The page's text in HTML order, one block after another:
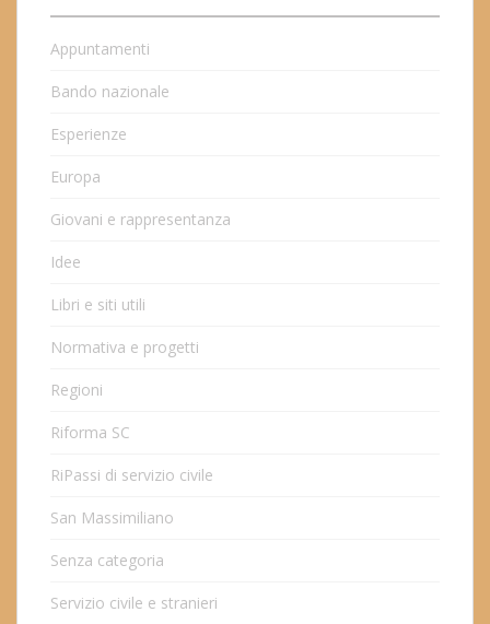
Appuntamenti
Bando nazionale
Esperienze
Europa
Giovani e rappresentanza
Idee
Libri e siti utili
Normativa e progetti
Regioni
Riforma SC
RiPassi di servizio civile
San Massimiliano
Senza categoria
Servizio civile e stranieri